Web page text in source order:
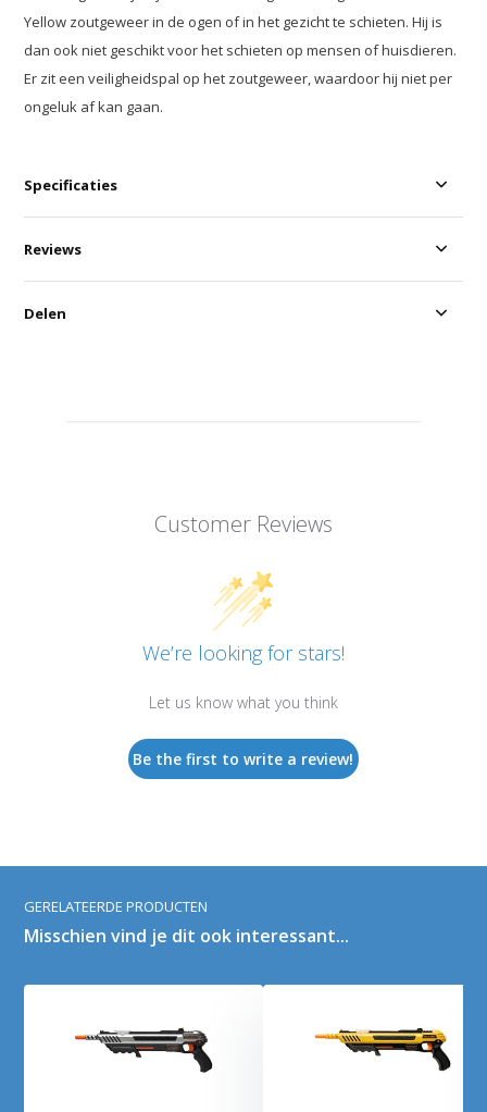
Yellow zoutgeweer in de ogen of in het gezicht te schieten. Hij is
dan ook niet geschikt voor het schieten op mensen of huisdieren.
Er zit een veiligheidspal op het zoutgeweer, waardoor hij niet per
ongeluk af kan gaan.
Specificaties
Customer Reviews
We’re looking for stars!
Let us know what you think
Be the first to write a review!
Reviews
Delen
GERELATEERDE PRODUCTEN
Misschien vind je dit ook interessant...